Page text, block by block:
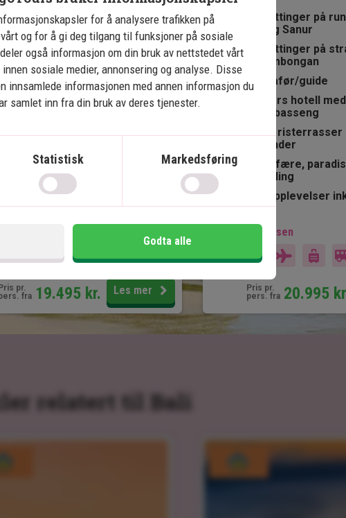
på Bali i Ubud og Nusa Dua
øyferie på Nusa
hoteller med
risterrasser, natur og
for snorkling
og vidunderlige
aktivitetsmuligheter
Pris pr.
fra 19.495 kr. Les mer
8 overnattinger på
Lovina og Sanur
3 overnattinger på
Nusa Lembongan
Privat sjåfør/guide
4-stjerners hotell med
svømmebasseng
Templer, risterrasser
lavastrender
Øyatmosfære,
og snorkling
Mange opplevelser
Inkludert i prisen
14 dager
Pris pr.
pers. fra 20.995
relatert til Bali
for å analysere trafikken på
og for å gi deg tilgang til funksjoner på sosiale
også informasjon om din bruk av nettstedet vårt
sosiale medier, annonsering og analyse. Disse
innsamlede informasjonen med annen informasjon du
samlet inn fra din bruk av deres tjenester.
Statistisk Markedsføring
Godta alle